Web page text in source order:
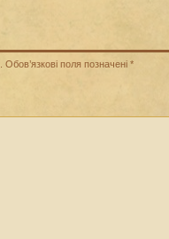
Обов’язкові поля позначені *